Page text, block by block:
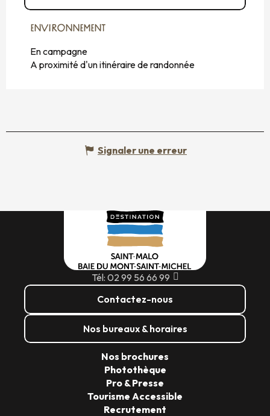
ENVIRONNEMENT
ENVIRONNEMENT
En campagne
A proximité d'un itinéraire de randonnée
Signaler une erreur
Tél: 02 99 56 66 99
Contactez-nous
Nos bureaux & horaires
Nos brochures
Photothèque
Pro & Presse
Tourisme Accessible
Recrutement